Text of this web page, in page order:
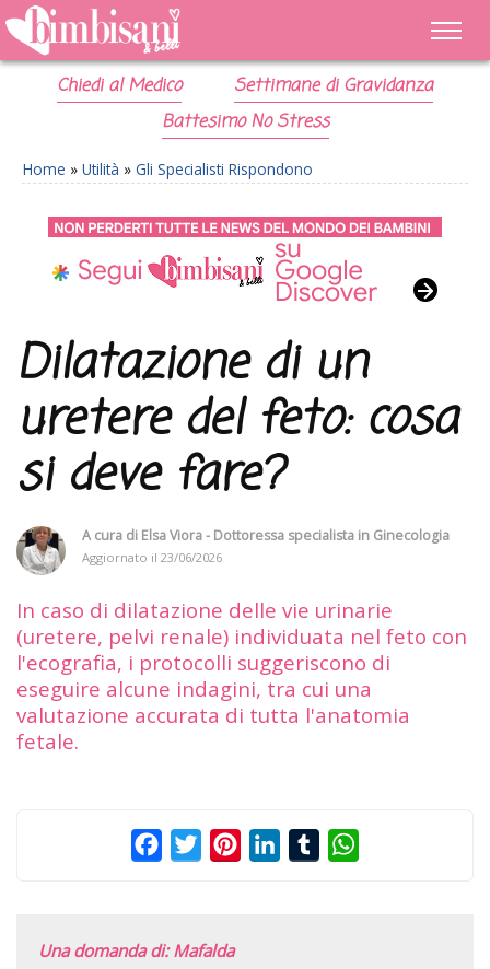
Chiedi al Medico
Settimane di Gravidanza
Battesimo No Stress
Home » Utilità » Gli Specialisti Rispondono
Dilatazione di un
uretere del feto: cosa
si deve fare?
A cura di Elsa Viora - Dottoressa specialista in Ginecologia
Aggiornato il 23/06/2026
In caso di dilatazione delle vie urinarie
(uretere, pelvi renale) individuata nel feto con
l'ecografia, i protocolli suggeriscono di
eseguire alcune indagini, tra cui una
valutazione accurata di tutta l'anatomia
fetale.
FacebookTwitterPinterestLinkedInTumblr
Una domanda di: Mafalda